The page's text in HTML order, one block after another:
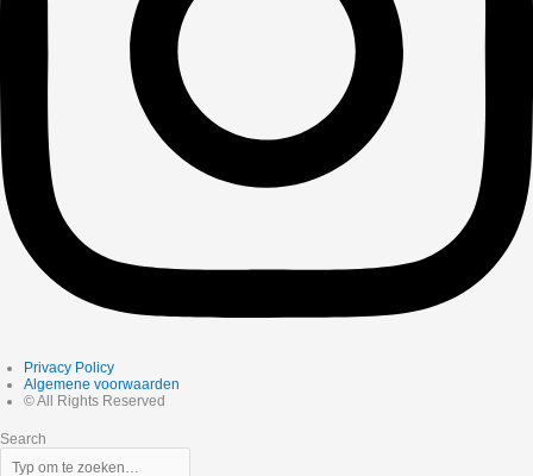
Privacy Policy
Algemene voorwaarden
© All Rights Reserved
Search